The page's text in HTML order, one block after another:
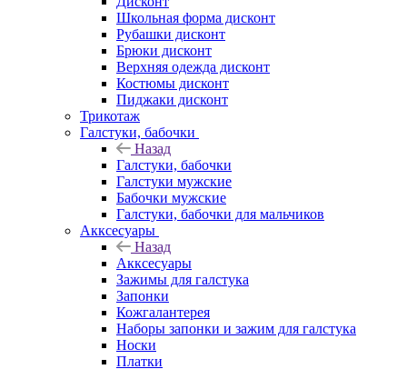
Школьная форма дисконт
Рубашки дисконт
Брюки дисконт
Верхняя одежда дисконт
Костюмы дисконт
Пиджаки дисконт
Трикотаж
Галстуки, бабочки
Назад
Галстуки, бабочки
Галстуки мужские
Бабочки мужские
Галстуки, бабочки для мальчиков
Акксесуары
Назад
Акксесуары
Зажимы для галстука
Запонки
Кожгалантерея
Наборы запонки и зажим для галстука
Носки
Платки